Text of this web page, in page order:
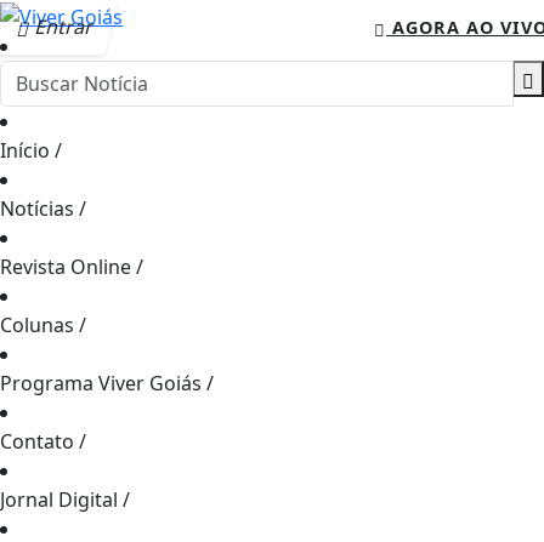
Entrar AGORA AO
Início /
Notícias /
Revista Online/
Colunas /
Programa Viver Goiás /
Contato /
Jornal Digital /